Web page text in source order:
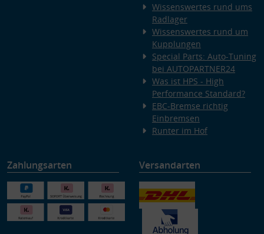
Wissenswertes rund ums
Radlager
Wissenswertes rund um
Kupplungen
Special Parts: Auto-Tuning
bei AUTOPARTNER24
Was ist HPS - High
Performance Standard?
EBC-Bremse richtig
Einbremsen
Runter im Hof
Zahlungsarten Versandarten